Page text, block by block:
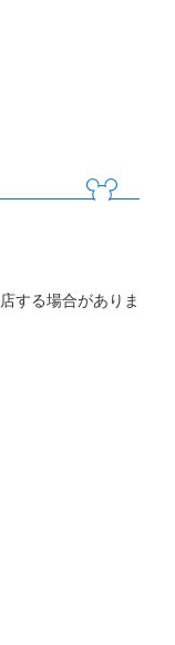
する場合がありま